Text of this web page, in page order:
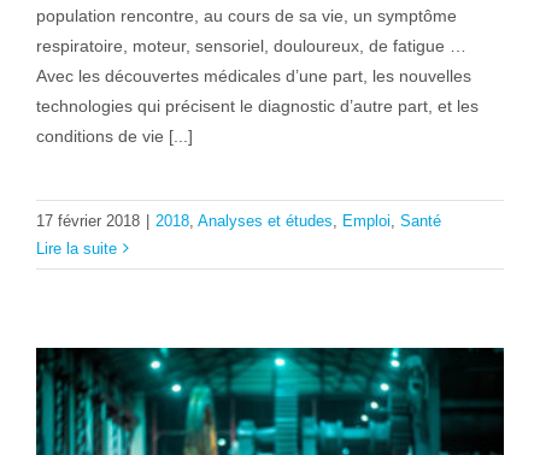
population rencontre, au cours de sa vie, un symptôme
respiratoire, moteur, sensoriel, douloureux, de fatigue …
Avec les découvertes médicales d’une part, les nouvelles
technologies qui précisent le diagnostic d’autre part, et les
conditions de vie [...]
17 février 2018 2018 Analyses et études Emploi Santé
Lire la suite